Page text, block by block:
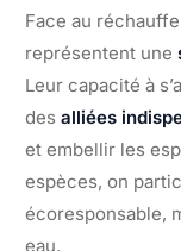
Face au
représentent une
Leur capacité à
des alliées
et embellir les
espèces, on
écoresponsable,
eau.